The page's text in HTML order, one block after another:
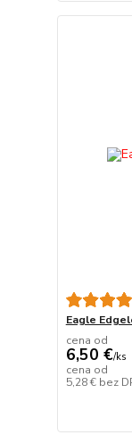
Eagle
cena od
6,50 €/ks
cena od
5,28 € bez